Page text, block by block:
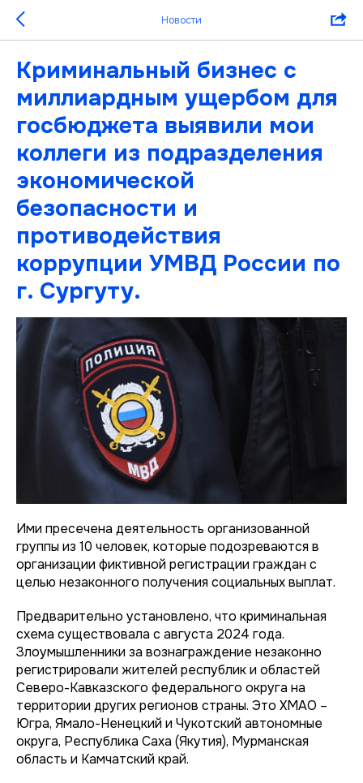
Новости
Криминальный бизнес с
миллиардным ущербом для
госбюджета выявили мои
коллеги из подразделения
экономической
безопасности и
противодействия
коррупции УМВД России по
г. Сургуту.
Ими пресечена деятельность организованной
группы из 10 человек, которые подозреваются в
организации фиктивной регистрации граждан с
целью незаконного получения социальных выплат.
Предварительно установлено, что криминальная
схема существовала с августа 2024 года.
Злоумышленники за вознаграждение незаконно
регистрировали жителей республик и областей
Северо-Кавказского федерального округа на
территории других регионов страны. Это ХМАО –
Югра, Ямало-Ненецкий и Чукотский автономные
округа, Республика Саха (Якутия), Мурманская
область и Камчатский край.